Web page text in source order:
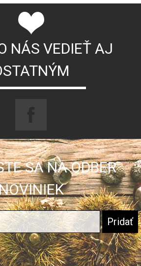
NÁS VEDIEŤ AJ
SA NA ODBER